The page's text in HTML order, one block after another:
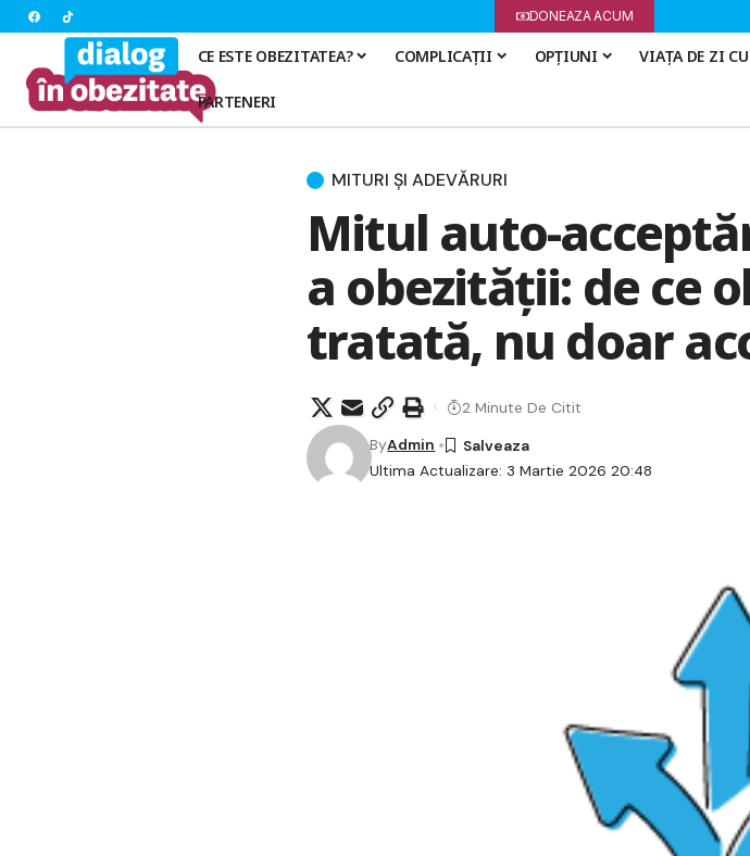
DONEAZA ACUM
CE ESTE OBEZITATEA? COMPLICAȚII OPȚIUNI VIAȚA DE ZI
PARTENERI
MITURI ȘI ADEVĂRURI
Mitul auto-
a obezității: de ce
tratată, nu doar
Ultima Actualizare: 3 Martie 2026 20:48
ByAdmin
2 Minute De Citit